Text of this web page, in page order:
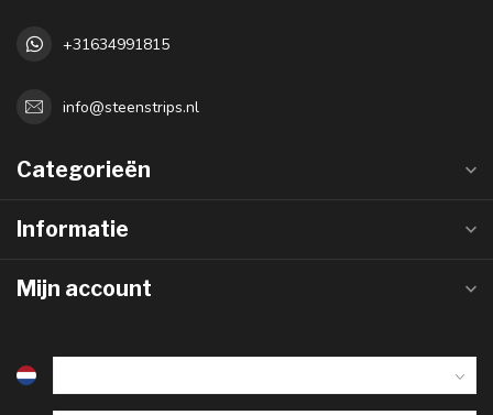
+31634991815
info@steenstrips.nl
Categorieën
Informatie
Mijn account